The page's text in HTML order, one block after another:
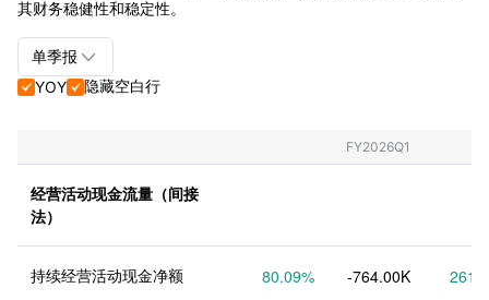
其财务稳健性和稳定性。
单季报 
YOY隐藏空白行
FY2026Q1
经营活动现金流量（间接
法）
持续经营活动现金净额 80.09% -764.00K